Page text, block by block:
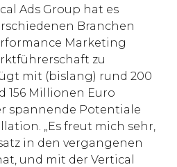
Ads Group hat es
Branchen
Marketing
zu
mit (bislang) rund 200
156 Millionen Euro
spannende Potentiale
„Es freut mich sehr,
in den vergangenen
und mit der Vertical